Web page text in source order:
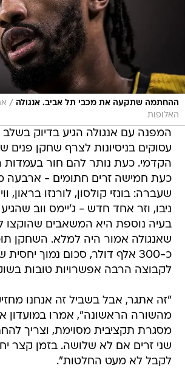
ההחתמה שתקעה את מכבי תל אביב. אנגולה /
האלופות
המפנה עם אנגולה הגיע בדיוק בשלב
עסוקים בניסיונות לצרף שחקן פנים
הקדמי. כעת נותר להם חור בעמדות
כעת חמישה זרים חתומים - ארבעה
שעברה: בונזי קולסון, לורנזו בראון,
ניבו, וזר אחד חדש - ג'יימס ווב שהגיע
בעיה נוספת היא המשאבים
שאנגולה אמור היה למלא. השחקן
כ-300 אלף דולר, סכום נמוך
לקבוצה הרבה אפשרויות טובות
"זה אתגר, אבל בשביל זה אנחנו
מהשורה הראשונה", אמרו במועדון
מסגרת תקציבית מסוימת, וצריך
שני זרים אם לא שלושה. בזמן קצר
לקבל לא מעט החלטות".